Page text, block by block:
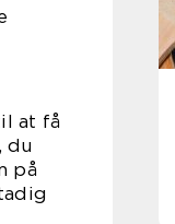
at få
du
på